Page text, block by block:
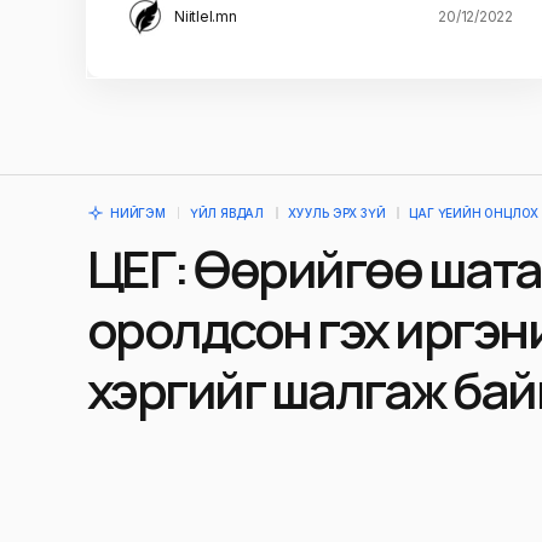
Niitlel.mn 20/12/2022
НИЙГЭМ ҮЙЛ ЯВДАЛ ХУУЛЬ ЭРХ ЗҮЙ ЦАГ ҮЕИЙН
ЦЕГ: Өөрийгөө
оролдсон гэх
хэргийг шалгаж